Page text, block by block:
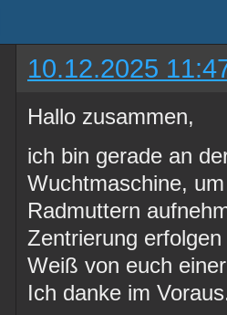
10.12.2025
Hallo zusammen,
ich bin gerade an
Wuchtmaschine,
Radmuttern
Zentrierung
Weiß von euch
Ich danke im